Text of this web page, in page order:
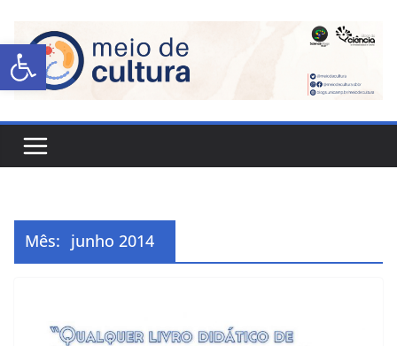
Abrir a barra de ferramentas
Mês: junho 2014